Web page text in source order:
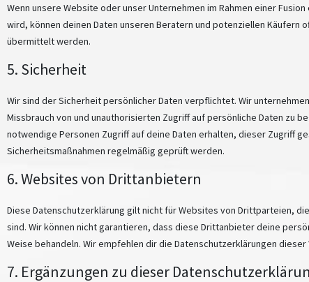
Wenn unsere Website oder unser Unternehmen im Rahmen einer
wird, können deinen Daten unseren Beratern und potenziellen Käufern
übermittelt werden.
5. Sicherheit
Wir sind der Sicherheit persönlicher Daten verpflichtet. Wir
Missbrauch von und unauthorisierten Zugriff auf persönliche Daten zu
notwendige Personen Zugriff auf deine Daten erhalten, dieser Zugriff
Sicherheitsmaßnahmen regelmäßig geprüft werden.
6. Websites von Drittanbietern
Diese Datenschutzerklärung gilt nicht für Websites von Drittparteien,
sind. Wir können nicht garantieren, dass diese Drittanbieter deine
Weise behandeln. Wir empfehlen dir die Datenschutzerklärungen
7. Ergänzungen zu dieser